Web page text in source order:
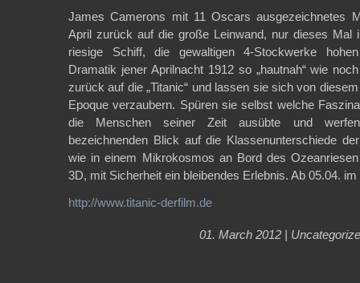
James Camerons mit 11 Oscars ausgezeichnetes
April zurück auf die große Leinwand, nur dieses Mal
riesige Schiff, die gewaltigen 4-Stockwerke
Dramatik jener Aprilnacht 1912 so „hautnah“ wie
zurück auf die „Titanic“ und lassen sie sich von
Epoque verzaubern. Spüren sie selbst welche
die Menschen seiner Zeit ausübte und
bezeichnenden Blick auf die Klassenunterschiede
wie in einem Mikrokosmos an Bord des Ozeanriesen
3D, mit Sicherheit ein bleibendes Erlebnis. Ab 05.04. im
http://www.titanic-derfilm.de
01. March 2012 |